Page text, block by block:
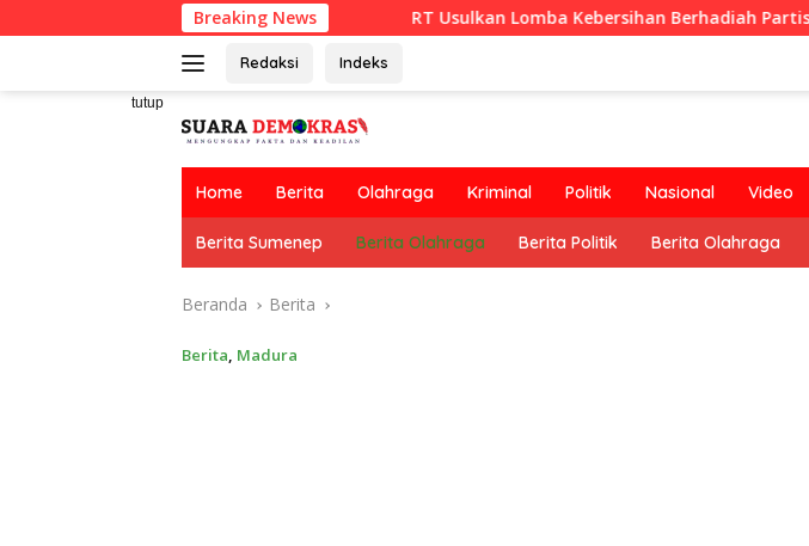
ke
Breaking NewsRT Usulkan Lomba Kebersihan Berhadiah Partisipasi
Redaksi Indeks
tutup
Home Berita Olahraga Kriminal Politik Nasional Video
Berita Sumenep Berita Olahraga Berita Politik Berita Olahraga
Beranda Berita
Berita, Madura